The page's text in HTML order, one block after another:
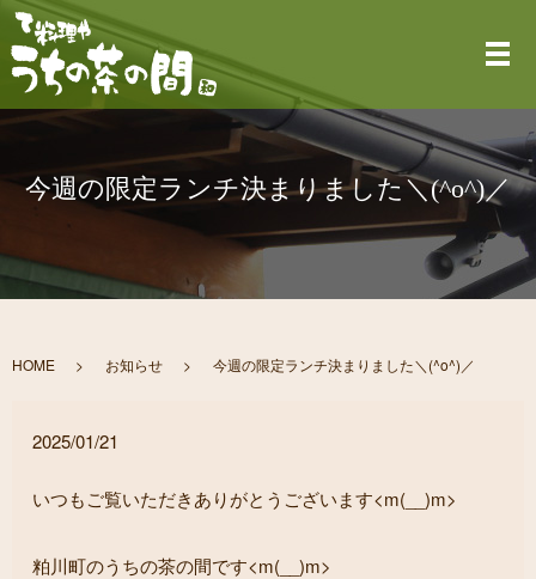
メ
今週の限定ランチ決まりました＼(^o^)／
HOME お知らせ 今週の限定ランチ決まりました＼(^o^)／
2025/01/21
いつもご覧いただきありがとうございます<m(__)m>
粕川町のうちの茶の間です<m(__)m>